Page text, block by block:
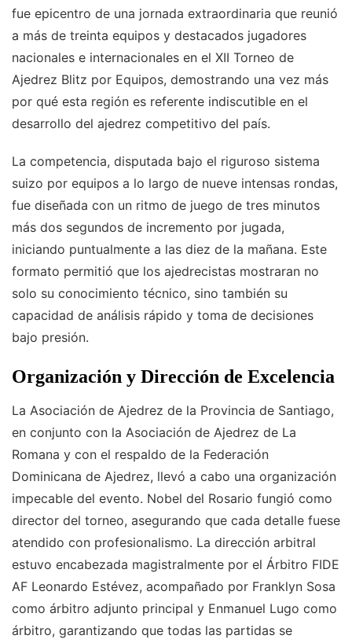
fue epicentro de una jornada extraordinaria que reunió
a más de treinta equipos y destacados jugadores
nacionales e internacionales en el XII Torneo de
Ajedrez Blitz por Equipos, demostrando una vez más
por qué esta región es referente indiscutible en el
desarrollo del ajedrez competitivo del país.
La competencia, disputada bajo el riguroso sistema
suizo por equipos a lo largo de nueve intensas rondas,
fue diseñada con un ritmo de juego de tres minutos
más dos segundos de incremento por jugada,
iniciando puntualmente a las diez de la mañana. Este
formato permitió que los ajedrecistas mostraran no
solo su conocimiento técnico, sino también su
capacidad de análisis rápido y toma de decisiones
bajo presión.
Organización y Dirección de Excelencia
La Asociación de Ajedrez de la Provincia de Santiago,
en conjunto con la Asociación de Ajedrez de La
Romana y con el respaldo de la Federación
Dominicana de Ajedrez, llevó a cabo una organización
impecable del evento. Nobel del Rosario fungió como
director del torneo, asegurando que cada detalle fuese
atendido con profesionalismo. La dirección arbitral
estuvo encabezada magistralmente por el Árbitro FIDE
AF Leonardo Estévez, acompañado por Franklyn Sosa
como árbitro adjunto principal y Enmanuel Lugo como
árbitro, garantizando que todas las partidas se